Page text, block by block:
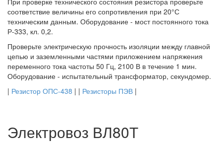
соответствие величины его сопротивления при 20°С
техническим данным. Оборудование - мост постоянного тока
Р-333, кл. 0,2.
Проверьте электрическую прочность изоляции между главной
цепью и заземленными частями приложением напряжения
переменного тока частоты 50 Гц, 2100 В в течение 1 мин.
Оборудование - испытательный трансформатор, секундомер.
| Резистор ОПС-438 | | Резисторы ПЭВ |
Электровоз ВЛ80Т